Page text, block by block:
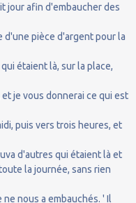
jour afin d'embaucher des
d'une pièce d'argent pour la
étaient là, sur la place,
je vous donnerai ce qui est
puis vers trois heures, et
d'autres qui étaient là et
la journée, sans rien
nous a embauchés. ' Il